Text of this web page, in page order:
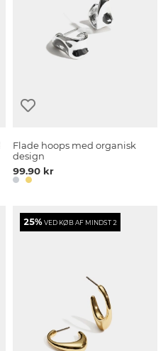
Flade hoops med organisk
design
99.90 kr
25%VED KØB AF MINDST 2